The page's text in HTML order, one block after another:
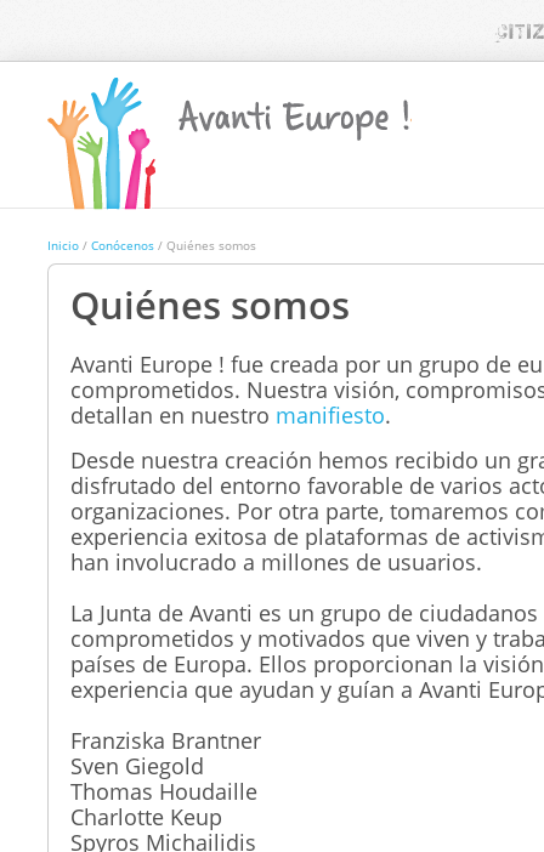
Inicio/ Conócenos/ Quiénes somos
Quiénes somos
Avanti Europe ! fue creada por un grupo de
comprometidos. Nuestra visión,
detallan en nuestro manifiesto.
Desde nuestra creación hemos recibido un
disfrutado del entorno favorable de varios
organizaciones. Por otra parte, tomaremos
experiencia exitosa de plataformas de
han involucrado a millones de usuarios.
La Junta de Avanti es un grupo de
comprometidos y motivados que viven y
países de Europa. Ellos proporcionan la
experiencia que ayudan y guían a Avanti
Franziska Brantner
Sven Giegold
Thomas Houdaille
Charlotte Keup
Spyros Michailidis